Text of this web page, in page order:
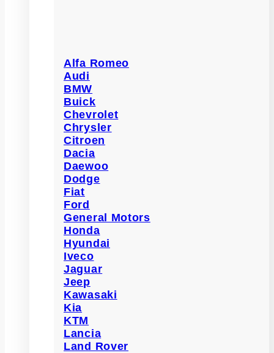
Alfa Romeo
Audi
BMW
Buick
Chevrolet
Chrysler
Citroen
Dacia
Daewoo
Dodge
Fiat
Ford
General Motors
Honda
Hyundai
Iveco
Jaguar
Jeep
Kawasaki
Kia
KTM
Lancia
Land Rover